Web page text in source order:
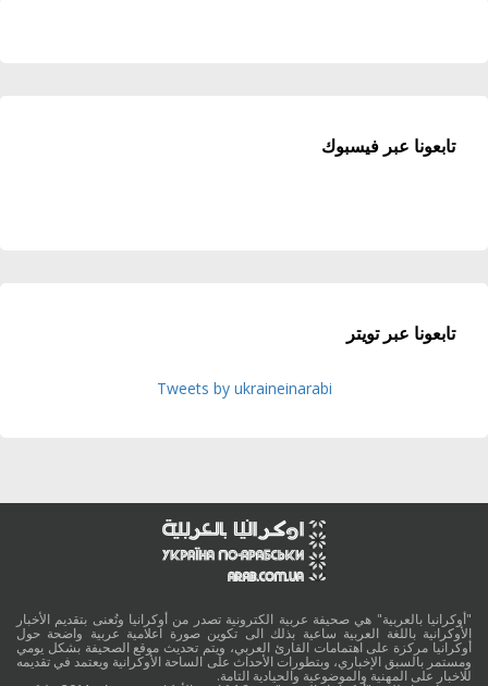
تابعونا عبر فيسبوك
تابعونا عبر تويتر
Tweets by ukraineinarabi
"أوكرانيا بالعربية" هي صحيفة عربية الكترونية تصدر من أوكرانيا وتُعنى بتقديم الأخبار
الأوكرانية باللغة العربية ساعية بذلك الى تكوين صورة اعلامية عربية واضحة حول
أوكرانيا مركزة على اهتمامات القارئ العربي، ويتم تحديث موقع الصحيفة بشكل يومي
ومستمر بالسبق الإخباري، وبتطورات الأحداث على الساحة الأوكرانية ويعتمد في تقديمه
للاخبار على المهنية والموضوعية والحيادية التامة.